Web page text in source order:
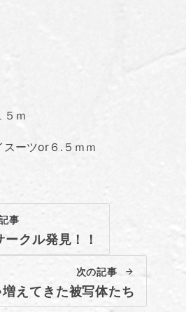
ｍ
ーツor６.５ｍｍ
事
ークル発見！！
次の記事
えてきた被写体たち